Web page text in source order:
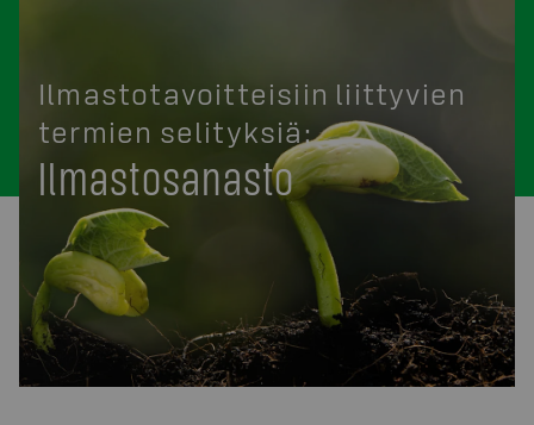
Ilmastotavoitteisiin liittyvien
termien selityksiä:
Ilmastosanasto